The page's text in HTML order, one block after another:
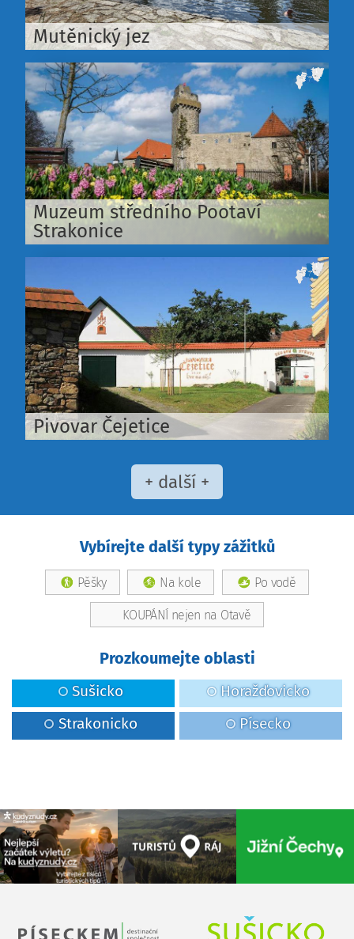
Mutěnický jez
Muzeum středního Pootaví
Strakonice
Pivovar Čejetice
+ další +
Vybírejte další typy zážitků
Pěšky Na kole Po vodě
KOUPÁNÍ nejen na Otavě
Prozkoumejte oblasti
Sušicko
Horažďovicko
Strakonicko
Písecko